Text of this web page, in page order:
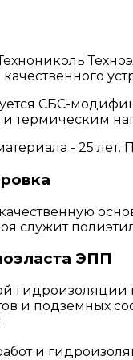
СБС-
термическим
- 25
служит
ЭПП
гидроизоляции
и подземных
и